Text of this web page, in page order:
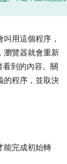
用這個程序，
瀏覽器就會重新
到的內容。關
的程序，並取決
能完成初始轉